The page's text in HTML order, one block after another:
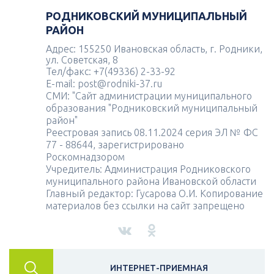
РОДНИКОВСКИЙ МУНИЦИПАЛЬНЫЙ
РАЙОН
Адрес: 155250 Ивановская область, г. Родники,
ул. Советская, 8
Тел/факс: +7(49336) 2-33-92
E-mail: post@rodniki-37.ru
СМИ: "Сайт администрации муниципального
образования "Родниковский муниципальный
район"
Реестровая запись 08.11.2024 серия ЭЛ № ФС
77 - 88644, зарегистрировано
Роскомнадзором
Учредитель: Администрация Родниковского
муниципального района Ивановской области
Главный редактор: Гусарова О.И. Копирование
материалов без ссылки на сайт запрещено
ИНТЕРНЕТ-ПРИЕМНАЯ